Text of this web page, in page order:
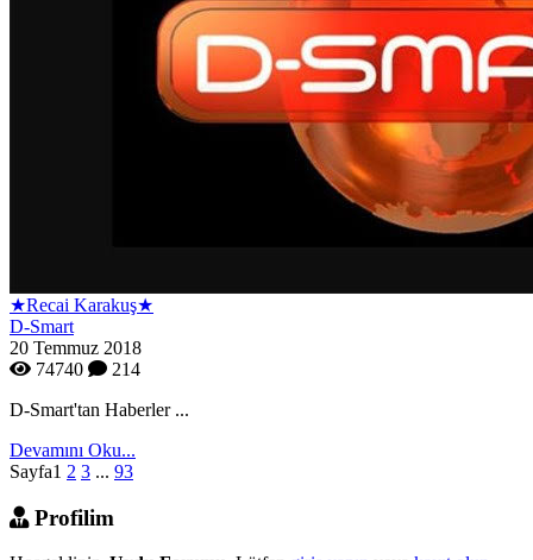
★Recai Karakuş★
D-Smart
20 Temmuz 2018
74740
214
D-Smart'tan Haberler ...
Devamını Oku...
Sayfa1 2 3 ... 93
Profilim